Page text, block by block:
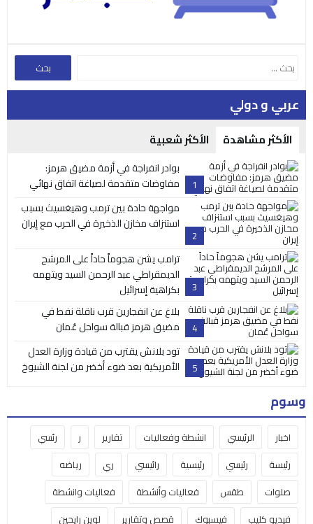
عربي و دولي
الأكثر مشاهدة الأكثر شعبية
1
بوادر انفراجة في أزمة مضيق هرمز:
مفاوضات متقدمة لصياغة اتفاق نهائي
2
مواجهة حادة بين ترمب وهيغسيث بسبب
استنزاف مخازن الذخيرة في الحرب مع إيران
3
ترامب يشن هجوماً حاداً على المرشح
الديمقراطي عبد الرحمن السيد ويتهمه
بكراهية إسرائيل
4
بلاغ عن انفجارين قرب ناقلة نفط في
مضيق هرمز قبالة سواحل عُمان
5
تود بلانش يقترب من قيادة وزارة العدل
الأمريكية بعد ضوء أخضر من لجنة الشيوخ
وسوم
اخبار الرئيسي انشطة وفعاليات تقارير ر
رئسي
رئيسة
رئيسي رئيسية رائيسي ري
رياضه
صلوات
طقس فعاليات وأنشطة
فعاليات وانشطة
فيديو كليب
فيسبوك قصص وتقارير لوين رايحين